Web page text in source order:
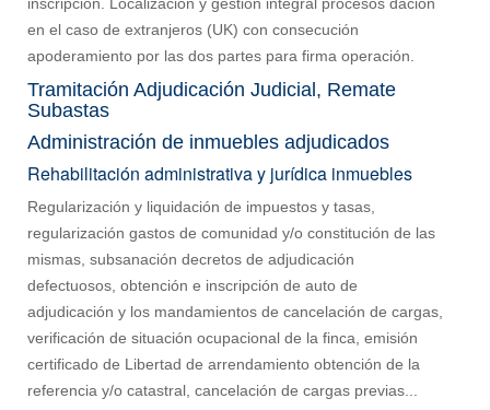
en el caso de extranjeros (UK) con consecución
apoderamiento por las dos partes para firma operación.
Tramitación Adjudicación Judicial, Remate
Subastas
Administración de inmuebles adjudicados
Rehabilitación administrativa y jurídica inmuebles
Regularización y liquidación de impuestos y tasas,
regularización gastos de comunidad y/o constitución de las
mismas, subsanación decretos de adjudicación
defectuosos, obtención e inscripción de auto de
adjudicación y los mandamientos de cancelación de cargas,
verificación de situación ocupacional de la finca, emisión
certificado de Libertad de arrendamiento obtención de la
referencia y/o catastral, cancelación de cargas previas...